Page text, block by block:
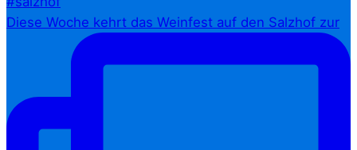
Diese Woche kehrt das Weinfest auf den Salzhof zur